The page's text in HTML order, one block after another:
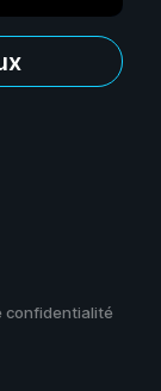
confidentialité